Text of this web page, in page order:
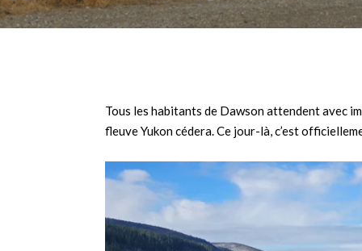
Tous les habitants de Dawson attendent avec
fleuve Yukon cédera. Ce jour-là, c’est